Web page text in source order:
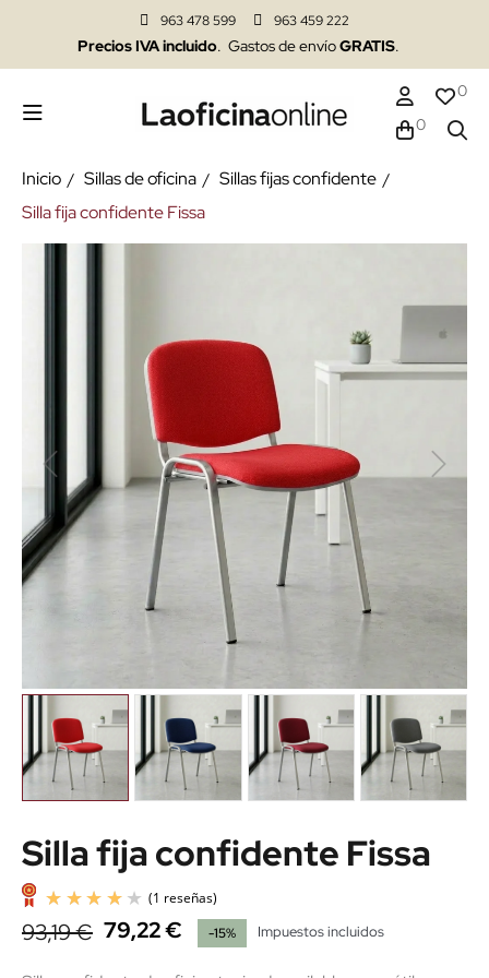
963 478 599 963 459 222
Precios IVA incluido. Gastos de envíoGRATIS.
0
0
Inicio Sillas de oficina
Sillas fijas confidente
Silla fija confidente Fissa
Silla fija confidente Fissa
93,19 € 79,22 € -15% Impuestos incluidos